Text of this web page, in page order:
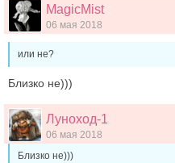
MagicMist
06 мая 2018
или не?
Близко не)))
Луноход-1
06 мая 2018
Близко не)))